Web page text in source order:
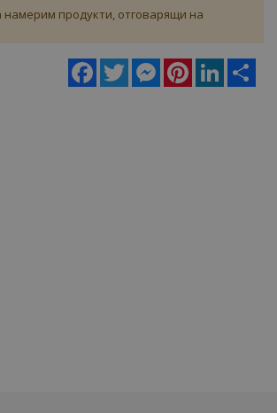
продукти, отговарящи на
Facebook
Twitter MessengerPinterestLinkedIn